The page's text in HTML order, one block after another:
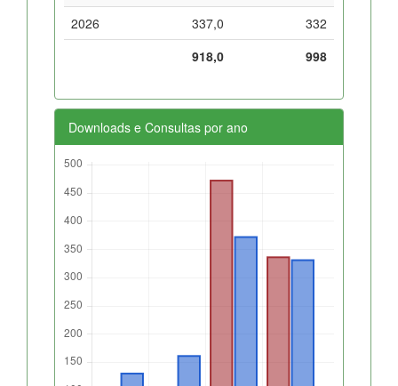
2026
337,0
332
918,0
998
Downloads e Consultas por ano